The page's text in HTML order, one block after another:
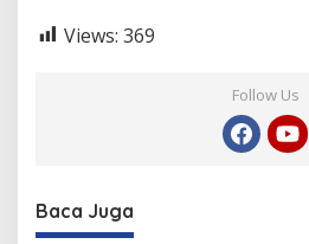
Views: 369
Follow Us
Baca Juga